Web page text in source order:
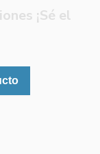
¡Sé el